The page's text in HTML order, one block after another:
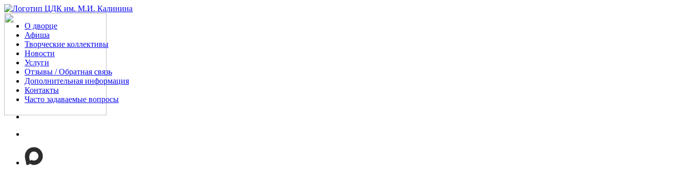
О дворце
Афиша
Творческие коллективы
Новости
Услуги
Отзывы / Обратная связь
Дополнительная информация
Контакты
Часто задаваемые вопросы